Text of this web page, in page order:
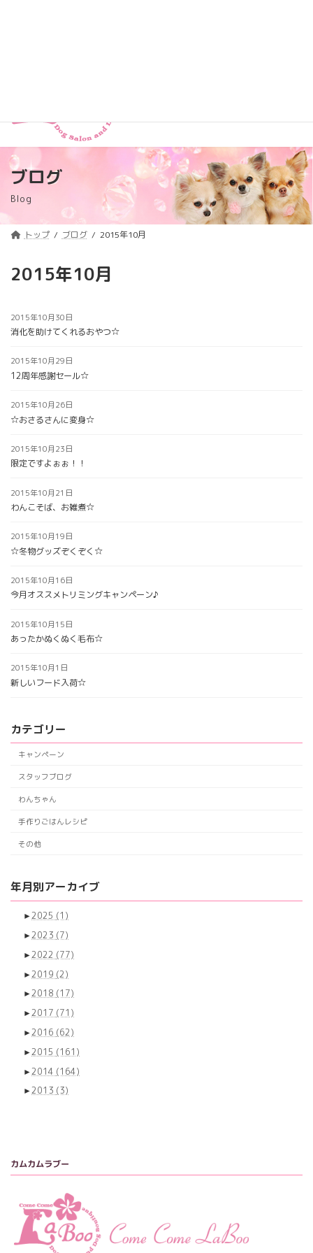
ブログ
Blog
トップ ブログ 2015年10月
2015年10月
2015年10月30日
消化を助けてくれるおやつ☆
2015年10月29日
12周年感謝セール☆
2015年10月26日
☆おさるさんに変身☆
2015年10月23日
限定ですよぉぉ！！
2015年10月21日
わんこそば、お雑煮☆
2015年10月19日
☆冬物グッズぞくぞく☆
2015年10月16日
今月オススメトリミングキャンペーン♪
2015年10月15日
あったかぬくぬく毛布☆
2015年10月1日
新しいフード入荷☆
カテゴリー
キャンペーン
スタッフブログ
わんちゃん
手作りごはんレシピ
その他
年月別アーカイブ
►2025 (1)
►2023 (7)
►2022 (77)
►2019 (2)
►2018 (17)
►2017 (71)
►2016 (62)
►2015 (161)
►2014 (164)
►2013 (3)
カムカムラブー